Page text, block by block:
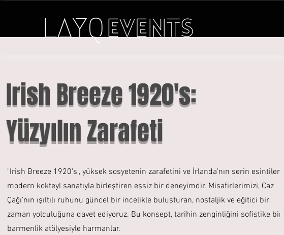
Irish Breeze 1920's:
Yüzyılın Zarafeti
"Irish Breeze 1920's", yüksek sosyetenin zarafetini ve İrlanda'nın serin esintilerini
modern kokteyl sanatıyla birleştiren eşsiz bir deneyimdir. Misafirlerimizi, Caz
Çağı'nın ışıltılı ruhunu güncel bir incelikle buluşturan, nostaljik ve eğitici bir
zaman yolculuğuna davet ediyoruz. Bu konsept, tarihin zenginliğini sofistike bir
barmenlik atölyesiyle harmanlar.